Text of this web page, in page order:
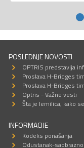
POSLEDNJE NOVOSTI
OPTRIS predstavlja
Proslava H-Bridges
Proslava H-Bridges
Optris - Važne vesti
Šta je lemilica, kako
INFORMACIJE
Kodeks ponašanja
Odustanak-